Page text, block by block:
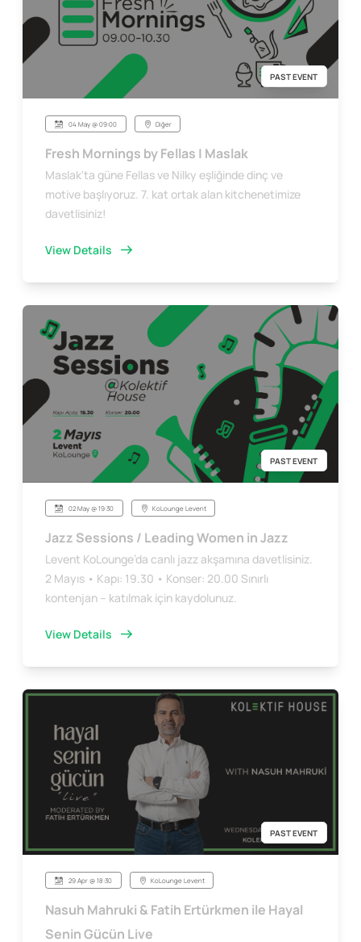
PAST EVENT
04 May @ 09:00 Diğer
Fresh Mornings by Fellas | Maslak
Maslak'ta güne Fellas ve Nilky eşliğinde dinç ve
motive başlıyoruz. 7. kat ortak alan kitchenetimize
davetlisiniz!
View Details
PAST EVENT
02 May @ 19:30 KoLounge Levent
Jazz Sessions / Leading Women in Jazz
Levent KoLounge’da canlı jazz akşamına davetlisiniz.
2 Mayıs • Kapı: 19.30 • Konser: 20.00 Sınırlı
kontenjan – katılmak için kaydolunuz.
View Details
PAST EVENT
29 Apr @ 18:30 KoLounge Levent
Nasuh Mahruki & Fatih Ertürkmen ile Hayal
Senin Gücün Live